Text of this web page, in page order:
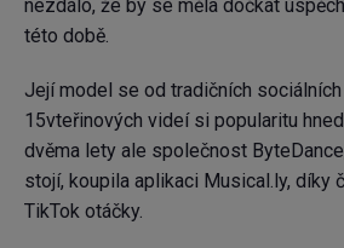
nezdálo, že by se měla dočkat
této době.
Její model se od tradičních
15vteřinových videí si popularitu
dvěma lety ale společnost
stojí, koupila aplikaci Musical.ly, díky
TikTok otáčky.